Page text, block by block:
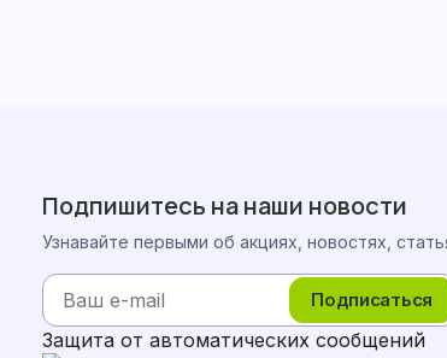
Подпишитесь на наши новости
Узнавайте первыми об акциях, новостях,
Подписаться
Защита от автоматических сообщений